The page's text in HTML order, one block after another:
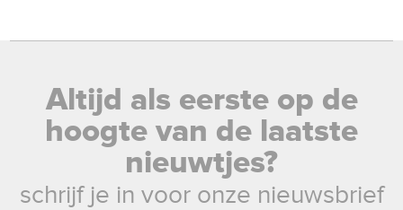
Altijd als eerste op de
hoogte van de laatste
nieuwtjes?
schrijf je in voor onze nieuwsbrief